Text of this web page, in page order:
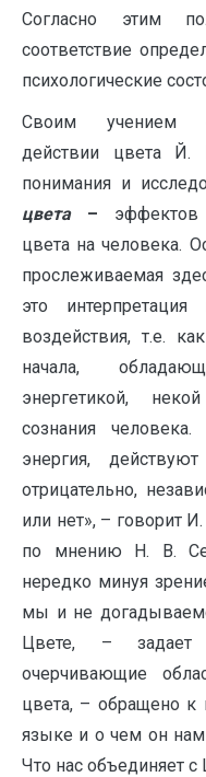
Согласно этим
соответствие
психологические
Своим учением о
действии цвета Й.
понимания и
цвета– эффектов
цвета на человека.
прослеживаемая
это
воздействия, т.е.
начала,
энергетикой,
сознания
энергия,
отрицательно,
или нет», – говорит
по мнению Н. В.
нередко минуя
мы и не
Цвете, –
очерчивающие
цвета, – обращено
языке и о чем он
Что нас объединяет с